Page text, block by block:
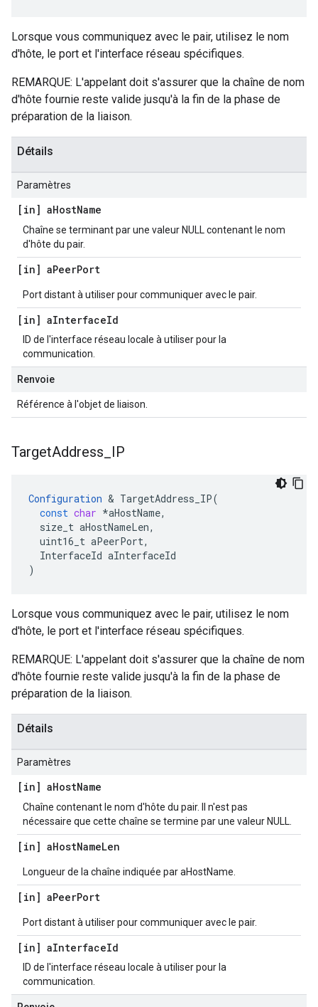
Lorsque vous communiquez avec le pair, utilisez le nom
d'hôte, le port et l'interface réseau spécifiques.
REMARQUE: L'appelant doit s'assurer que la chaîne de nom
d'hôte fournie reste valide jusqu'à la fin de la phase de
préparation de la liaison.
Détails
Paramètres
[in] aHostName
Chaîne se terminant par une valeur NULL contenant le nom
d'hôte du pair.
[in] aPeerPort
Port distant à utiliser pour communiquer avec le pair.
[in] aInterfaceId
ID de l'interface réseau locale à utiliser pour la
communication.
Renvoie
Référence à l'objet de liaison.
TargetAddress IP
Configuration & TargetAddress_IP(
const char *aHostName,
size_t aHostNameLen,
uint16_t aPeerPort,
InterfaceId aInterfaceId
)
Lorsque vous communiquez avec le pair, utilisez le nom
d'hôte, le port et l'interface réseau spécifiques.
REMARQUE: L'appelant doit s'assurer que la chaîne de nom
d'hôte fournie reste valide jusqu'à la fin de la phase de
préparation de la liaison.
Détails
Paramètres
[in] aHostName
Chaîne contenant le nom d'hôte du pair. Il n'est pas
nécessaire que cette chaîne se termine par une valeur NULL.
[in] aHostNameLen
Longueur de la chaîne indiquée par aHostName.
[in] aPeerPort
Port distant à utiliser pour communiquer avec le pair.
[in] aInterfaceId
ID de l'interface réseau locale à utiliser pour la
communication.